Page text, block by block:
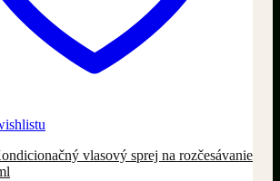
vlasový sprej na rozčesávanie